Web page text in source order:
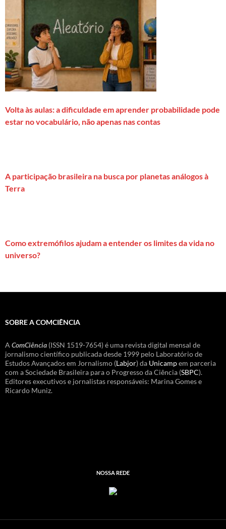
Volta às aulas: a dificuldade em aprender probabilidade pode
estar no vocabulário, não apenas nas contas
A participação brasileira na busca por planetas análogos à
Terra
Como extremófilos ajudam a entender os limites da vida no
universo?
SOBRE A COMCIÊNCIA
A ComCiência (ISSN 1519-7654) é uma revista digital mensal de
jornalismo científico publicada desde 1999 pelo Laboratório de
Estudos Avançados em Jornalismo (Labjor) da Unicampem parceria
com a Sociedade Brasileira para o Progresso da Ciência (SBPC).
Editores executivos e jornalistas responsáveis: Marina Gomes e
Ricardo Muniz.
NOSSA REDE